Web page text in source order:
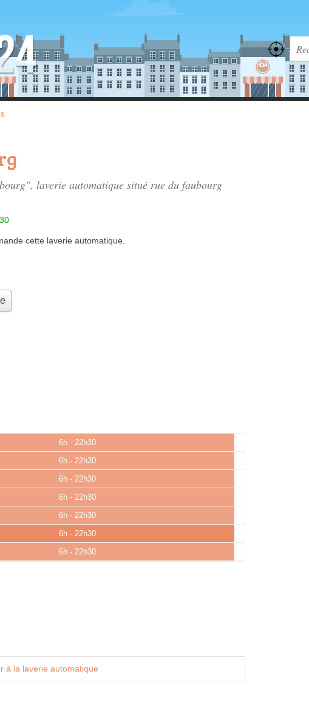
laverie automatique situé rue du faubourg
cette laverie automatique.
6h - 22h30
6h - 22h30
6h - 22h30
6h - 22h30
6h - 22h30
6h - 22h30
6h - 22h30
à la laverie automatique